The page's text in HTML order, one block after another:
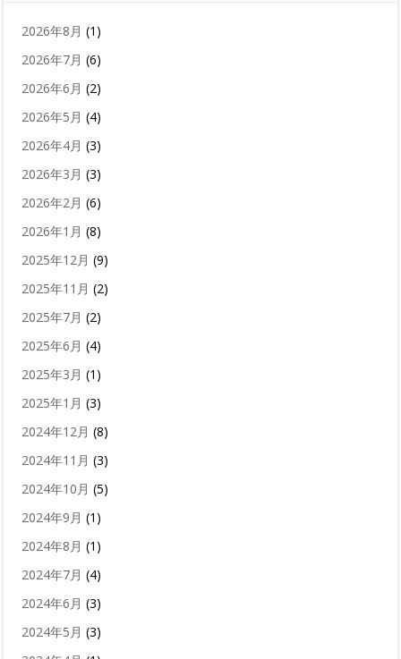
2026年8月 (1)
2026年7月 (6)
2026年6月 (2)
2026年5月 (4)
2026年4月 (3)
2026年3月 (3)
2026年2月 (6)
2026年1月 (8)
2025年12月 (9)
2025年11月 (2)
2025年7月 (2)
2025年6月 (4)
2025年3月 (1)
2025年1月 (3)
2024年12月 (8)
2024年11月 (3)
2024年10月 (5)
2024年9月 (1)
2024年8月 (1)
2024年7月 (4)
2024年6月 (3)
2024年5月 (3)